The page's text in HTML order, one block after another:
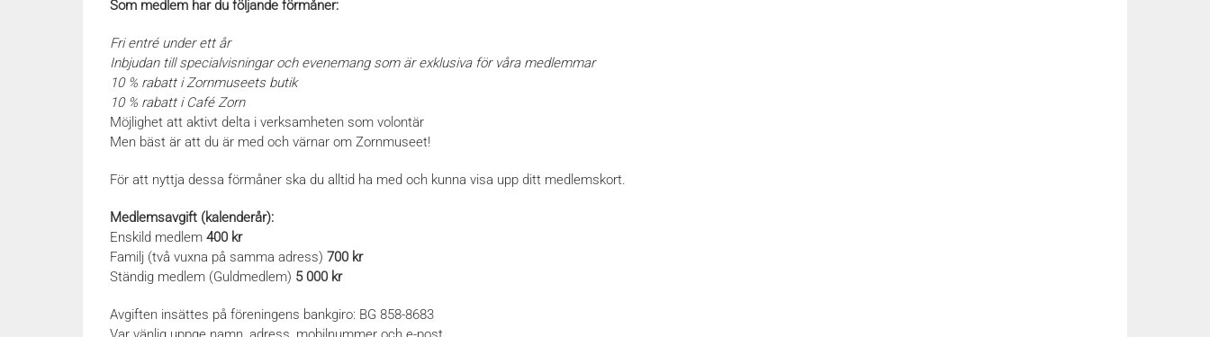
Som medlem har du följande förmåner:
Fri entré under ett år
Inbjudan till specialvisningar och evenemang som är exklusiva för våra medlemmar
10 % rabatt i Zornmuseets butik
10 % rabatt i Café Zorn
Möjlighet att aktivt delta i verksamheten som volontär
Men bäst är att du är med och värnar om Zornmuseet!
För att nyttja dessa förmåner ska du alltid ha med och kunna visa upp ditt medlemskort.
Medlemsavgift (kalenderår):
Enskild medlem 400 kr
Familj (två vuxna på samma adress) 700 kr
Ständig medlem (Guldmedlem) 5 000 kr
Avgiften insättes på föreningens bankgiro: BG 858-8683